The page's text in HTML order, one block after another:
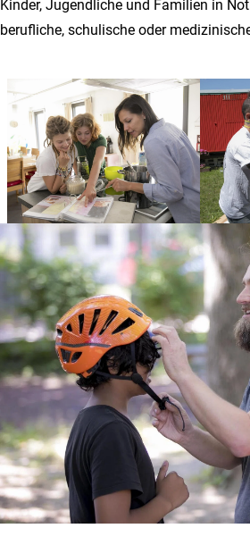
Kinder, Jugendliche und Familien in
berufliche, schulische oder